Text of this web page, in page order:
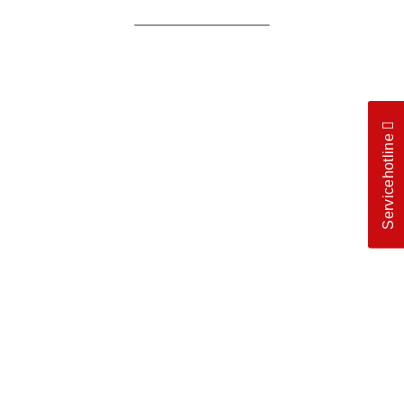
Servicehotline